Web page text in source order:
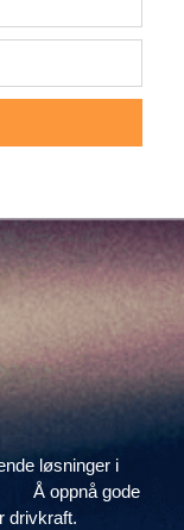
løsninger i
oppnå gode
drivkraft.